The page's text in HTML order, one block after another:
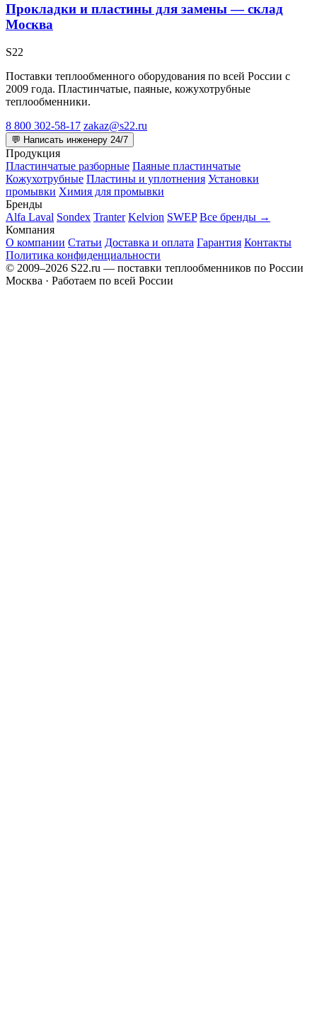
Прокладки и пластины для замены — склад
Москва
S22
Поставки теплообменного оборудования по всей России с
2009 года. Пластинчатые, паяные, кожухотрубные
теплообменники.
8 800 302-58-17 zakaz@s22.ru
💬 Написать инженеру 24/7
Продукция
Пластинчатые разборные Паяные пластинчатые
Кожухотрубные Пластины и уплотнения Установки
промывки Химия для промывки
Бренды
Alfa Laval Sondex Tranter Kelvion SWEP Все бренды →
Компания
О компании Статьи Доставка и оплата Гарантия Контакты
Политика конфиденциальности
© 2009–2026 S22.ru — поставки теплообменников по России
Москва · Работаем по всей России